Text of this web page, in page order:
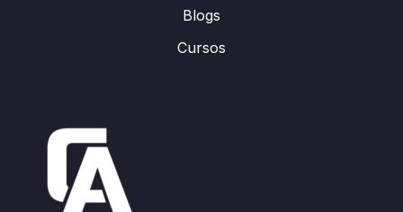
Blogs
Cursos